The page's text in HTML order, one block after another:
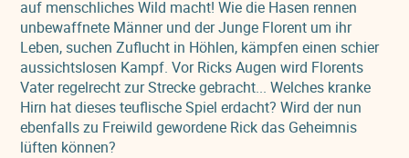
auf menschliches Wild macht! Wie die Hasen rennen
unbewaffnete Männer und der Junge Florent um ihr
Leben, suchen Zuflucht in Höhlen, kämpfen einen schier
aussichtslosen Kampf. Vor Ricks Augen wird Florents
Vater regelrecht zur Strecke gebracht... Welches kranke
Hirn hat dieses teuflische Spiel erdacht? Wird der nun
ebenfalls zu Freiwild gewordene Rick das Geheimnis
lüften können?